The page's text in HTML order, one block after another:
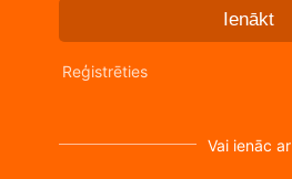
Ienākt
Reģistrēties
Vai ienāc ar